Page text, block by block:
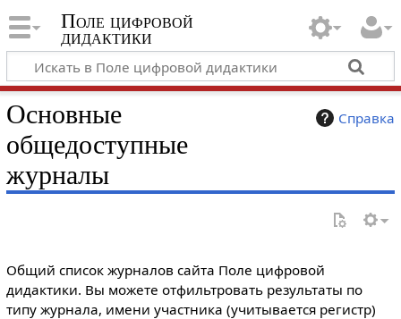
Поле цифровой
дидактики
Справка
Основные
общедоступные
журналы
Общий список журналов сайта Поле цифровой
дидактики. Вы можете отфильтровать результаты по
типу журнала, имени участника (учитывается регистр)